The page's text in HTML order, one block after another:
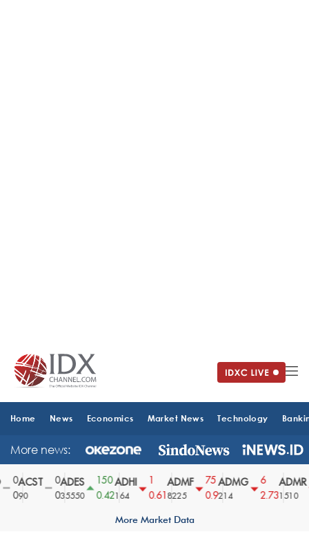
Home News Economics Market News Technology
More news:
ACST
90
ADES
35550
150
0.42
ADHI
164
0.61
ADMF
8225
75
0.9
ADMG
214
2.73
ADMR
1510
More Market Data